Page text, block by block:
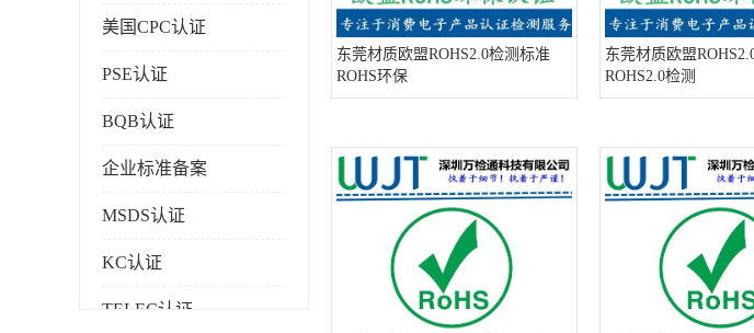
美国CPC认证
PSE认证
BQB认证
企业标准备案
MSDS认证
KC认证
TELEC认证
东莞材质欧盟ROHS2.0检测标准
ROHS环保
东莞材质欧盟
ROHS2.0检测